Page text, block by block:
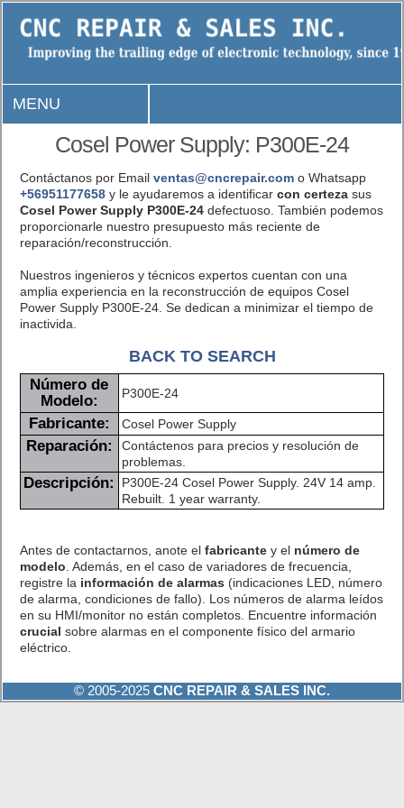
MENU
Cosel Power Supply: P300E-24
Contáctanos por Email ventas@cncrepair.como Whatsapp
+56951177658y le ayudaremos a identificar con certezasus
Cosel Power Supply P300E-24defectuoso. También podemos
proporcionarle nuestro presupuesto más reciente de
reparación/reconstrucción.
Nuestros ingenieros y técnicos expertos cuentan con una
amplia experiencia en la reconstrucción de equipos Cosel
Power Supply P300E-24. Se dedican a minimizar el tiempo de
inactivida.
BACK TO SEARCH
Número de
Modelo:
P300E-24
Fabricante: Cosel Power Supply
Reparación:
Contáctenos para precios y resolución de
problemas.
Descripción:
P300E-24 Cosel Power Supply. 24V 14 amp.
Rebuilt. 1 year warranty.
Antes de contactarnos, anote el fabricantey el número de
modelo . Además, en el caso de variadores de frecuencia,
registre la información de alarmas (indicaciones LED, número
de alarma, condiciones de fallo). Los números de alarma leídos
en su HMI/monitor no están completos. Encuentre información
crucial sobre alarmas en el componente físico del armario
eléctrico.
© 2005-2025 CNC REPAIR & SALES INC.